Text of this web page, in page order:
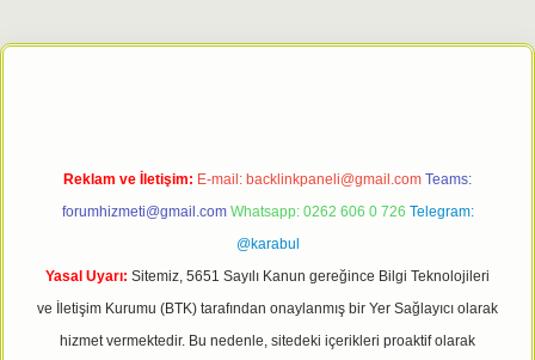
giriş adresitulipbett.net
Reklam ve İletişim: E-mail: backlinkpaneli@gmail.com Teams:
forumhizmeti@gmail.com Whatsapp: 0262 606 0 726 Telegram:
@karabul
Yasal Uyarı: Sitemiz, 5651 Sayılı Kanun gereğince Bilgi Teknolojileri
ve İletişim Kurumu (BTK) tarafından onaylanmış bir Yer Sağlayıcı olarak
hizmet vermektedir. Bu nedenle, sitedeki içerikleri proaktif olarak